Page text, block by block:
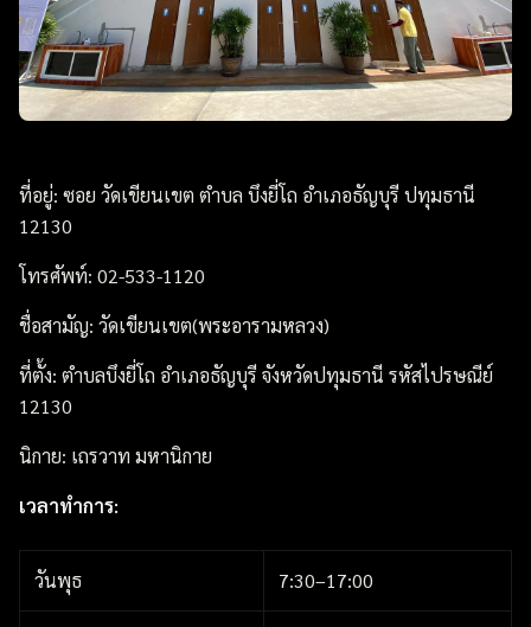
ที่อยู่: ซอย วัดเขียนเขต ตำบล บึงยี่โถ อำเภอธัญบุรี ปทุมธานี
12130
โทรศัพท์: 02-533-1120
ชื่อสามัญ: วัดเขียนเขต(พระอารามหลวง)
ที่ตั้ง: ตำบลบึงยี่โถ อำเภอธัญบุรี จังหวัดปทุมธานี รหัสไปรษณีย์
12130
นิกาย: เถรวาท มหานิกาย
เวลาทำการ:
วันพุธ 7:30–17:00